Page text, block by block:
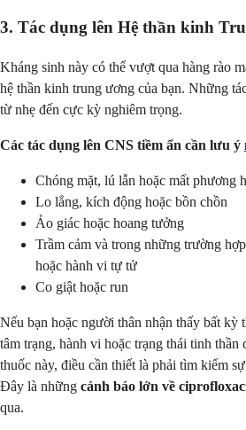
3. Tác dụng lên Hệ thần kinh
Kháng sinh này có thể vượt qua hàng rào
hệ thần kinh trung ương của bạn. Những
từ nhẹ đến cực kỳ nghiêm trọng.
Các tác dụng lên CNS tiềm ẩn cần lưu ý
Chóng mặt, lú lẫn hoặc mất phương
Lo lắng, kích động hoặc bồn chồn
Ảo giác hoặc hoang tưởng
Trầm cảm và trong những trường
hoặc hành vi tự tử
Co giật hoặc run
Nếu bạn hoặc người thân nhận thấy bất kỳ
tâm trạng, hành vi hoặc trạng thái tinh thần
thuốc này, điều cần thiết là phải tìm kiếm
Đây là những cảnh báo lớn về
qua.